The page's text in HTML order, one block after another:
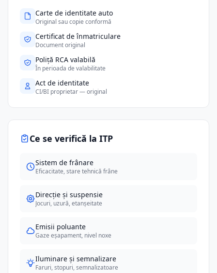
Carte de identitate auto
Original sau copie conformă
Certificat de înmatriculare
Document original
Poliță RCA valabilă
În perioada de valabilitate
Act de identitate
CI/BI proprietar — original
Ce se verifică la ITP
Sistem de frânare
Eficacitate, stare tehnică frâne
Direcție și suspensie
Jocuri, uzură, etanșeitate
Emisii poluante
Gaze eșapament, nivel noxe
Iluminare și semnalizare
Faruri, stopuri, semnalizatoare